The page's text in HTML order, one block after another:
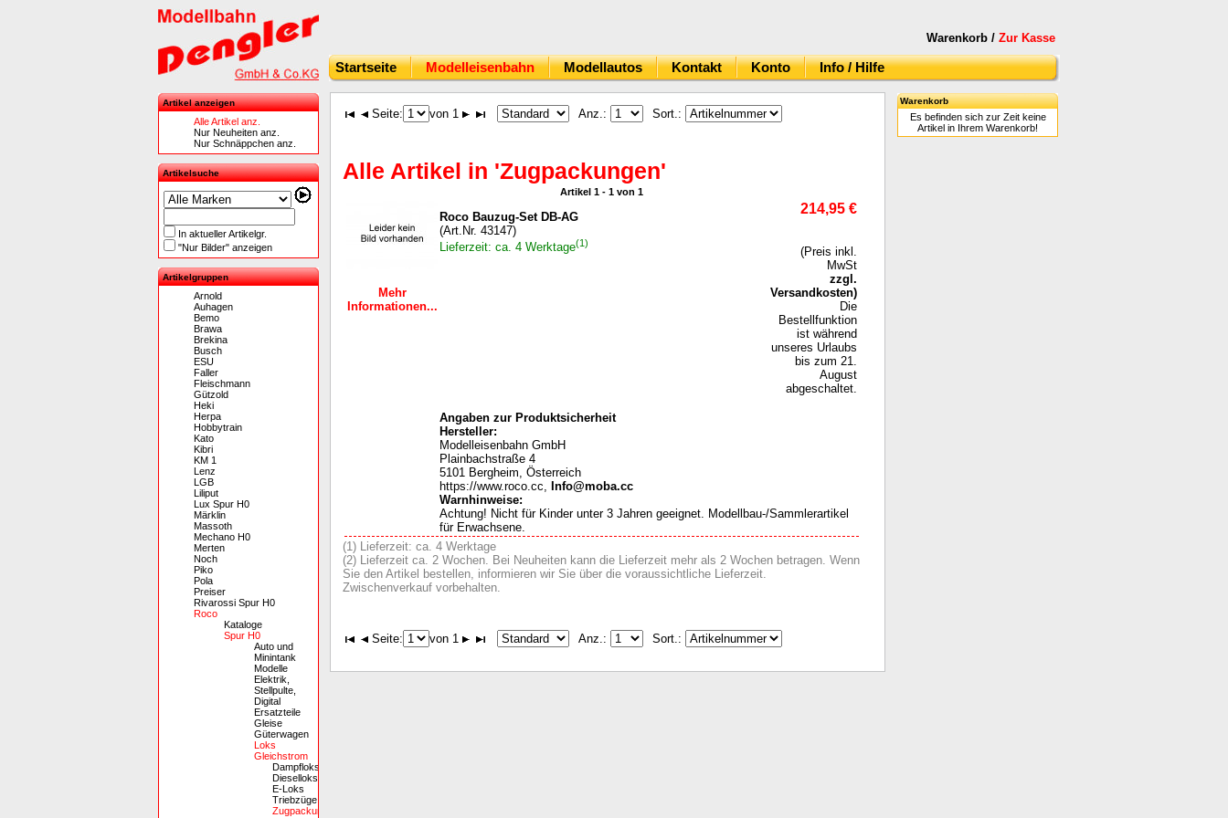
Warenkorb / Zur Kasse
Startseite Modelleisenbahn Modellautos Kontakt Konto Info / Hilfe
Artikel anzeigen
Alle Artikel anz.
Nur Neuheiten anz.
Nur Schnäppchen anz.
Artikelsuche
In aktueller Artikelgr.
"Nur Bilder" anzeigen
Artikelgruppen
Arnold
Auhagen
Bemo
Brawa
Brekina
Busch
ESU
Faller
Fleischmann
Gützold
Heki
Herpa
Hobbytrain
Kato
Kibri
KM 1
Lenz
LGB
Liliput
Lux Spur H0
Märklin
Massoth
Mechano H0
Merten
Noch
Piko
Pola
Preiser
Rivarossi Spur H0
Roco
Kataloge
Spur H0
Auto und
Minintank
Modelle
Elektrik,
Stellpulte,
Digital
Ersatzteile
Gleise
Güterwagen
Loks
Gleichstrom
Dampfloks
Dieselloks
E-Loks
Triebzüge
Zugpackungen
Seite: von 1 Anz.: Sort.:
Alle Artikel in 'Zugpackungen'
Artikel 1 - 1 von 1
Mehr
Informationen...
Roco Bauzug-Set DB-AG
(Art.Nr. 43147)
Lieferzeit: ca. 4 Werktage(1)
214,95 €
(Preis inkl.
MwSt
zzgl.
Versandkosten)
Die
Bestellfunktion
ist während
unseres Urlaubs
bis zum 21.
August
abgeschaltet.
Angaben zur Produktsicherheit
Hersteller:
Modelleisenbahn GmbH
Plainbachstraße 4
5101 Bergheim, Österreich
https://www.roco.cc, Info@moba.cc
Warnhinweise:
Achtung! Nicht für Kinder unter 3 Jahren geeignet. Modellbau-/Sammlerartikel
für Erwachsene.
(1) Lieferzeit: ca. 4 Werktage
(2) Lieferzeit ca. 2 Wochen. Bei Neuheiten kann die Lieferzeit mehr als 2 Wochen betragen. Wenn
Sie den Artikel bestellen, informieren wir Sie über die voraussichtliche Lieferzeit.
Zwischenverkauf vorbehalten.
Seite: von 1 Anz.: Sort.:
Warenkorb
Es befinden sich zur Zeit keine
Artikel in Ihrem Warenkorb!